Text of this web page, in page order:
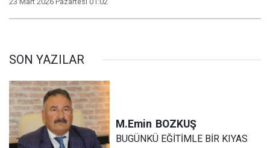
SON YAZILAR
M.Emin BOZKUŞ
BUGÜNKÜ EĞİTİMLE BİR KIYAS